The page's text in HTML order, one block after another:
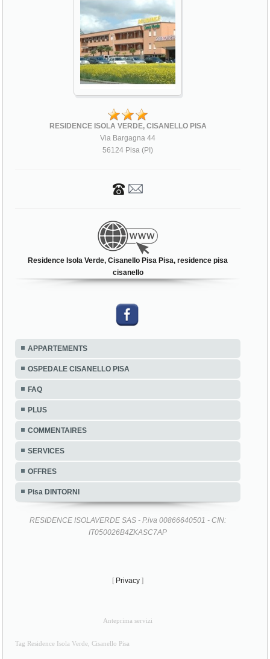
RESIDENCE ISOLA VERDE, CISANELLO PISA
Via Bargagna 44
56124 Pisa (PI)
Residence Isola Verde, Cisanello Pisa Pisa, residence pisa
cisanello
APPARTEMENTS
OSPEDALE CISANELLO PISA
FAQ
PLUS
COMMENTAIRES
SERVICES
OFFRES
Pisa DINTORNI
RESIDENCE ISOLAVERDE SAS - P.iva 00866640501 - CIN:
IT050026B4ZKASC7AP
[ Privacy ]
Anteprima servizi
Tag Residence Isola Verde, Cisanello Pisa